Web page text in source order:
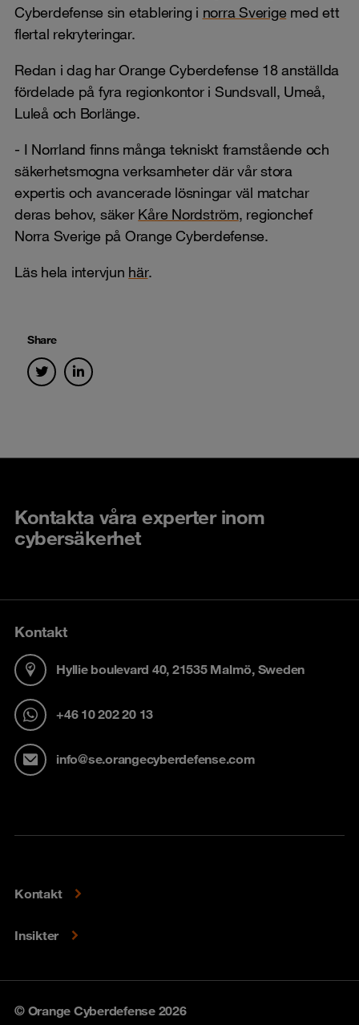
Share
Cyberdefense sin etablering i norra Sverigemed ett
flertal rekryteringar.
Redan i dag har Orange Cyberdefense 18 anställda
fördelade på fyra regionkontor i Sundsvall, Umeå,
Luleå och Borlänge.
- I Norrland finns många tekniskt framstående och
säkerhetsmogna verksamheter där vår stora
expertis och avancerade lösningar väl matchar
deras behov, säker Kåre Nordström, regionchef
Norra Sverige på Orange Cyberdefense.
Läs hela intervjun här.
Kontakta våra experter inom
cybersäkerhet
Kontakt
Hyllie boulevard 40, 21535 Malmö, Sweden
+46 10 202 20 13
info@se.orangecyberdefense.com
Kontakt
Insikter
© Orange Cyberdefense 2026